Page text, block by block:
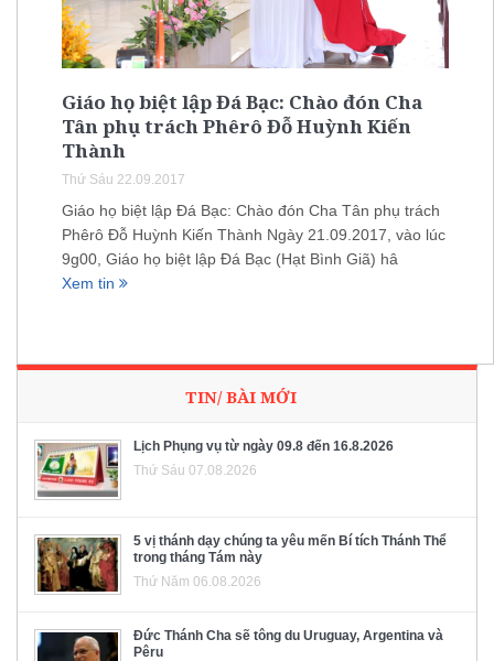
Giáo họ biệt lập Đá Bạc: Chào đón Cha
Tân phụ trách Phêrô Đỗ Huỳnh Kiến
Thành
Thứ Sáu 22.09.2017
Giáo họ biệt lập Đá Bạc: Chào đón Cha Tân phụ trách
Phêrô Đỗ Huỳnh Kiến Thành Ngày 21.09.2017, vào lúc
9g00, Giáo họ biệt lập Đá Bạc (Hạt Bình Giã) hâ
Xem tin
TIN/ BÀI MỚI
Lịch Phụng vụ từ ngày 09.8 đến 16.8.2026
Thứ Sáu 07.08.2026
5 vị thánh dạy chúng ta yêu mến Bí tích Thánh Thể
trong tháng Tám này
Thứ Năm 06.08.2026
Đức Thánh Cha sẽ tông du Uruguay, Argentina và
Pêru